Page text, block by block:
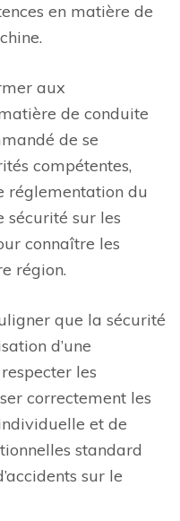
en matière de
aux
de conduite
de se
compétentes,
réglementation du
sécurité sur les
connaître les
région.
que la sécurité
d’une
les
correctement les
et de
standard
sur le